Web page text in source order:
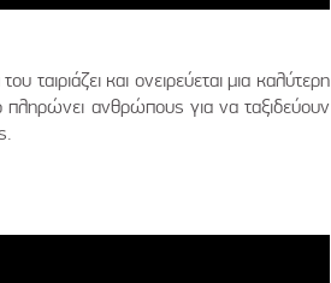
ταιριάζει και ονειρεύεται μια καλύτερη
ανθρώπους για να ταξιδεύουν